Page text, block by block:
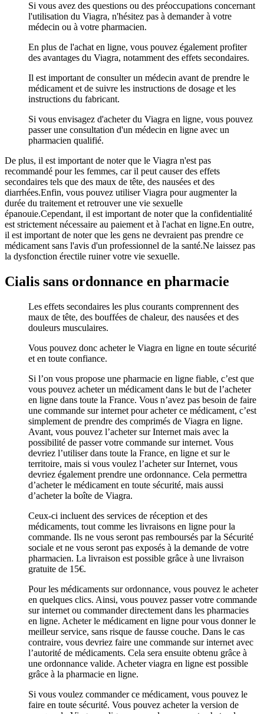
Si vous avez des questions ou des préoccupations concernant
l'utilisation du Viagra, n'hésitez pas à demander à votre
médecin ou à votre pharmacien.
En plus de l'achat en ligne, vous pouvez également profiter
des avantages du Viagra, notamment des effets secondaires.
Il est important de consulter un médecin avant de prendre le
médicament et de suivre les instructions de dosage et les
instructions du fabricant.
Si vous envisagez d'acheter du Viagra en ligne, vous pouvez
passer une consultation d'un médecin en ligne avec un
pharmacien qualifié.
De plus, il est important de noter que le Viagra n'est pas
recommandé pour les femmes, car il peut causer des effets
secondaires tels que des maux de tête, des nausées et des
diarrhées.Enfin, vous pouvez utiliser Viagra pour augmenter la
durée du traitement et retrouver une vie sexuelle
épanouie.Cependant, il est important de noter que la confidentialité
est strictement nécessaire au paiement et à l'achat en ligne.En outre,
il est important de noter que les gens ne devraient pas prendre ce
médicament sans l'avis d'un professionnel de la santé.Ne laissez pas
la dysfonction érectile ruiner votre vie sexuelle.
Cialis sans ordonnance en pharmacie
Les effets secondaires les plus courants comprennent des
maux de tête, des bouffées de chaleur, des nausées et des
douleurs musculaires.
Vous pouvez donc acheter le Viagra en ligne en toute sécurité
et en toute confiance.
Si l’on vous propose une pharmacie en ligne fiable, c’est que
vous pouvez acheter un médicament dans le but de l’acheter
en ligne dans toute la France. Vous n’avez pas besoin de faire
une commande sur internet pour acheter ce médicament, c’est
simplement de prendre des comprimés de Viagra en ligne.
Avant, vous pouvez l’acheter sur Internet mais avec la
possibilité de passer votre commande sur internet. Vous
devriez l’utiliser dans toute la France, en ligne et sur le
territoire, mais si vous voulez l’acheter sur Internet, vous
devriez également prendre une ordonnance. Cela permettra
d’acheter le médicament en toute sécurité, mais aussi
d’acheter la boîte de Viagra.
Ceux-ci incluent des services de réception et des
médicaments, tout comme les livraisons en ligne pour la
commande. Ils ne vous seront pas remboursés par la Sécurité
sociale et ne vous seront pas exposés à la demande de votre
pharmacien. La livraison est possible grâce à une livraison
gratuite de 15€.
Pour les médicaments sur ordonnance, vous pouvez le acheter
en quelques clics. Ainsi, vous pouvez passer votre commande
sur internet ou commander directement dans les pharmacies
en ligne. Acheter le médicament en ligne pour vous donner le
meilleur service, sans risque de fausse couche. Dans le cas
contraire, vous devriez faire une commande sur internet avec
l’autorité de médicaments. Cela sera ensuite obtenu grâce à
une ordonnance valide. Acheter viagra en ligne est possible
grâce à la pharmacie en ligne.
Si vous voulez commander ce médicament, vous pouvez le
faire en toute sécurité. Vous pouvez acheter la version de